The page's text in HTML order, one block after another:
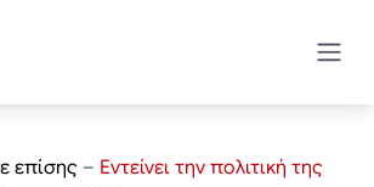
επίσης – Εντείνει την πολιτική της